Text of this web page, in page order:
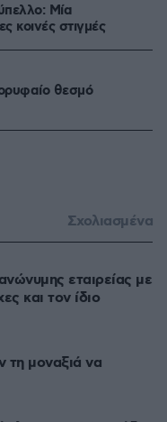
Μία
κοινές στιγμές
θεσμό
Σχολιασμένα
εταιρείας με
και τον ίδιο
τη μοναξιά να